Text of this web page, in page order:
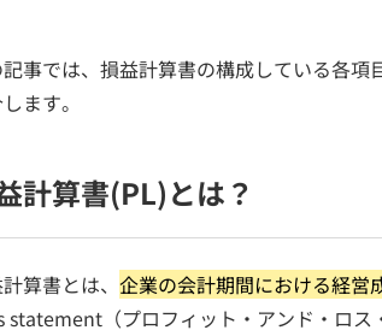
記事では、損益計算書の構成している各
ます。
計算書(PL)とは？
算書とは、 企業の会計期間における経営
statement（プロフィット・アンド・ロス